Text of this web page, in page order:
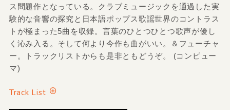
ス問題作となっている。クラブミュージックを通過した実
験的な音響の探究と日本語ポップス歌謡世界のコントラス
トが極まった5曲を収録。言葉のひとつひとつ歌声が優し
く沁み入る。そして何より今作も曲がいい。＆フューチャ
ー。トラックリストからも是非ともどうぞ。 (コンピュー
マ)
Track List